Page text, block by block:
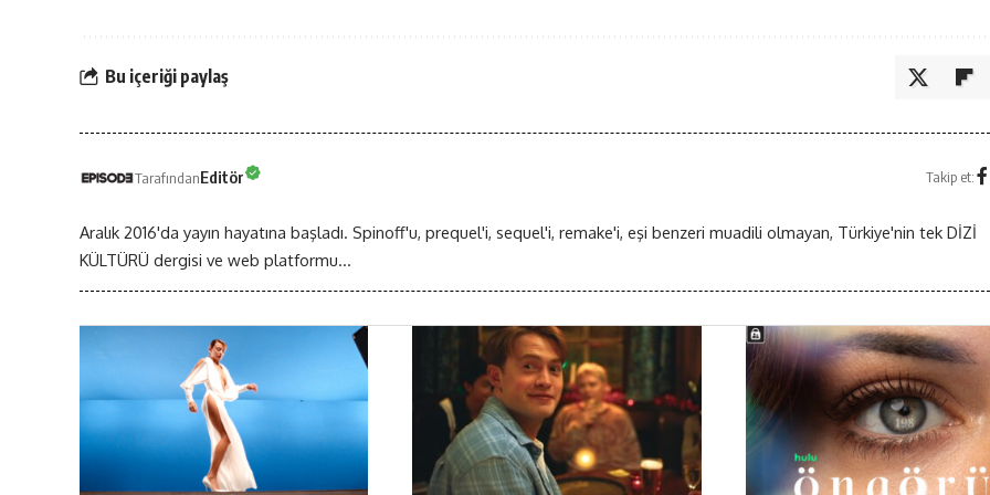
Bu içeriği paylaş
TarafındanEditör Takip et:
Aralık 2016'da yayın hayatına başladı. Spinoff'u, prequel'i, sequel'i, remake'i, eşi benzeri muadili olmayan, Türkiye'nin tek DİZİ
KÜLTÜRÜ dergisi ve web platformu...